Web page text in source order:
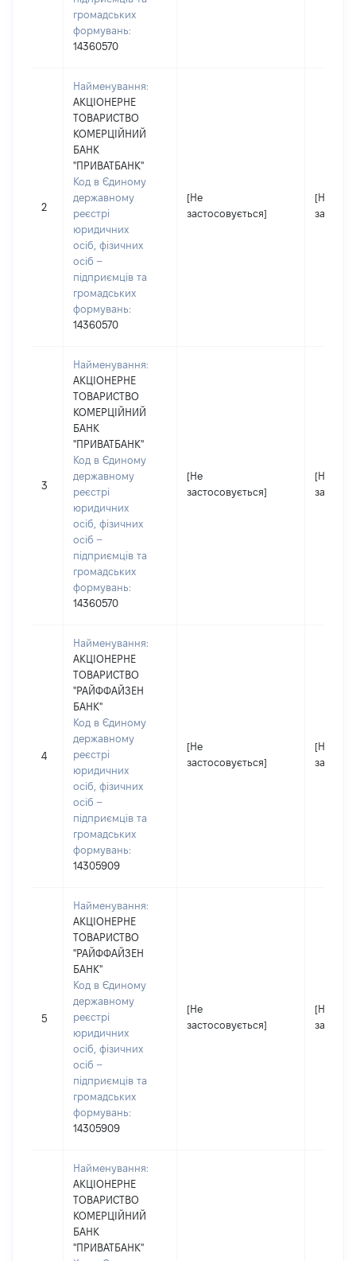
громадських
формувань:
14360570
2
Найменування:
АКЦІОНЕРНЕ
ТОВАРИСТВО
КОМЕРЦІЙНИЙ
БАНК
"ПРИВАТБАНК"
Код в Єдиному
державному
реєстрі
юридичних
осіб, фізичних
осіб –
підприємців та
громадських
формувань:
14360570
[Не
застосовується]
[Не
3
Найменування:
АКЦІОНЕРНЕ
ТОВАРИСТВО
КОМЕРЦІЙНИЙ
БАНК
"ПРИВАТБАНК"
Код в Єдиному
державному
реєстрі
юридичних
осіб, фізичних
осіб –
підприємців та
громадських
формувань:
14360570
[Не
застосовується]
[Не
4
Найменування:
АКЦІОНЕРНЕ
ТОВАРИСТВО
"РАЙФФАЙЗЕН
БАНК"
Код в Єдиному
державному
реєстрі
юридичних
осіб, фізичних
осіб –
підприємців та
громадських
формувань:
14305909
[Не
застосовується]
[Не
5
Найменування:
АКЦІОНЕРНЕ
ТОВАРИСТВО
"РАЙФФАЙЗЕН
БАНК"
Код в Єдиному
державному
реєстрі
юридичних
осіб, фізичних
осіб –
підприємців та
громадських
формувань:
14305909
[Не
застосовується]
[Не
Найменування:
АКЦІОНЕРНЕ
ТОВАРИСТВО
КОМЕРЦІЙНИЙ
БАНК
"ПРИВАТБАНК"